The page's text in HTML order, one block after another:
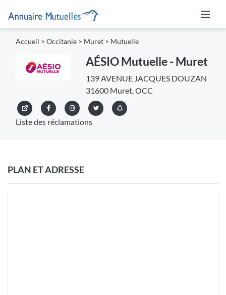
Accueil > Occitanie > Muret > Mutuelle
AÉSIO Mutuelle - Muret
139 AVENUE JACQUES DOUZAN
31600 Muret, OCC
Liste des réclamations
PLAN ET ADRESSE